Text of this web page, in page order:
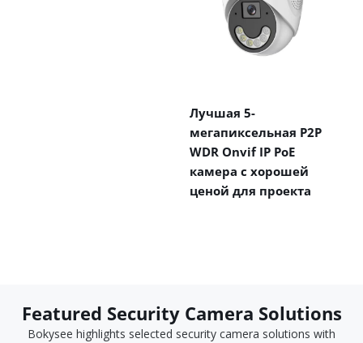
Лучшая 5-
мегапиксельная P2P
WDR Onvif IP PoE
камера с хорошей
ценой для проекта
Featured Security Camera Solutions
Bokysee highlights selected security camera solutions with